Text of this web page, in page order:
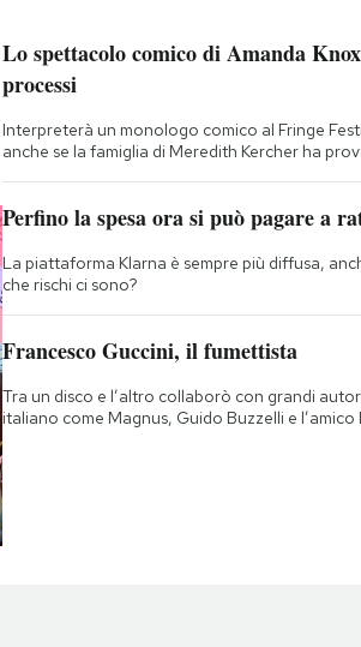
Lo spettacolo comico di Amanda
processi
Interpreterà un monologo comico al Fringe
anche se la famiglia di Meredith Kercher ha
Perfino la spesa ora si può pagare a
La piattaforma Klarna è sempre più diffusa,
che rischi ci sono?
Francesco Guccini, il fumettista
Tra un disco e l’altro collaborò con grandi
italiano come Magnus, Guido Buzzelli e l’amico